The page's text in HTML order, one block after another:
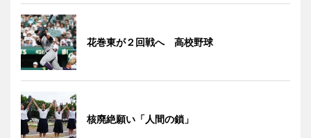
花巻東が２回戦へ 高校野球
核廃絶願い「人間の鎖」